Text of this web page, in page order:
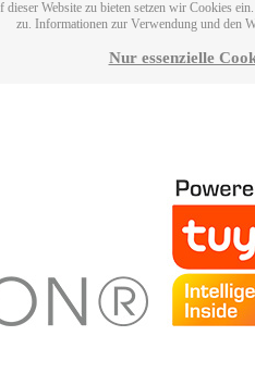
dieser Website zu bieten setzen wir Cookies
zu. Informationen zur Verwendung und den
Nur essenzielle